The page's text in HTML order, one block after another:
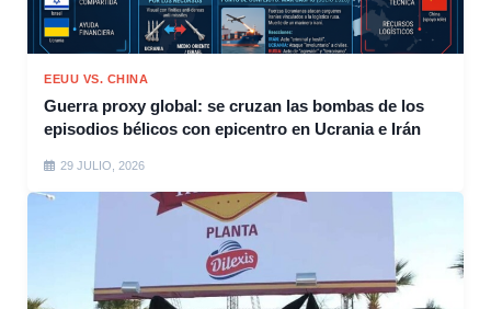
EEUU VS. CHINA
Guerra proxy global: se cruzan las bombas de los
episodios bélicos con epicentro en Ucrania e Irán
29 JULIO, 2026